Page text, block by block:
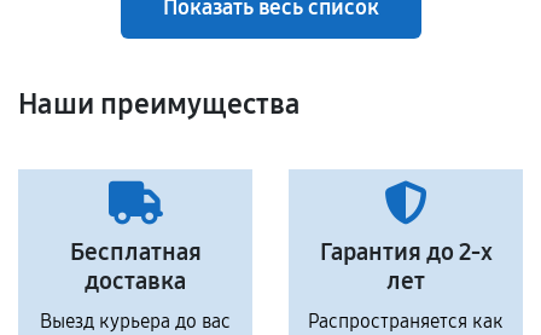
Показать весь список
Наши преимущества
Бесплатная
доставка
Выезд курьера до вас
Гарантия до 2-х
лет
Распространяется как